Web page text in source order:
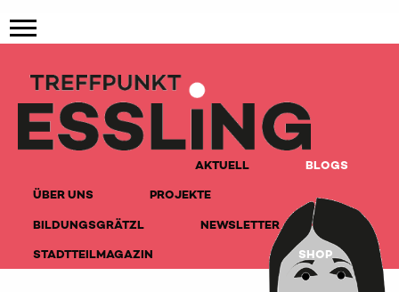
AKTUELL
BLOGS
ÜBER UNS
PROJEKTE
BILDUNGSGRÄTZL
NEWSLETTER
STADTTEILMAGAZIN
SHOP